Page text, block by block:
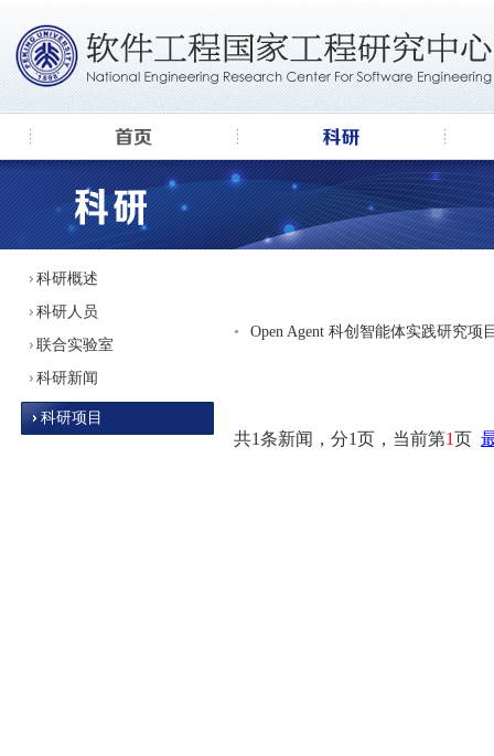
科研概述
科研人员
联合实验室
科研新闻
科研项目
• Open Agent 科创智能体实践研究项
共1条新闻，分1页，当前第1页